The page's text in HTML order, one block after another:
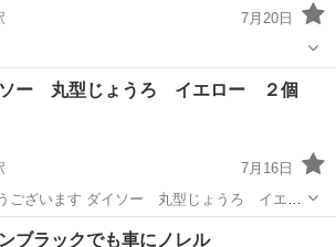
7月20日
和駅 家庭用品 coleman
ソー 丸型じょうろ イエロー ２個
7月16日
ございます ダイソー 丸型じょうろ イエロ
使っていただける方にお譲りします よろ
島駅 その他 じょうろ
ブラックでも車にノレル